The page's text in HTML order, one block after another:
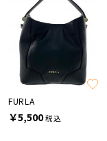
FURLA
￥5,500税込